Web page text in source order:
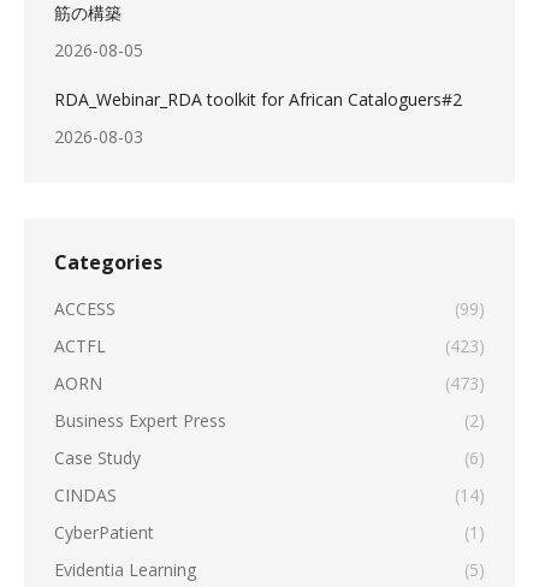
筋の構築
2026-08-05
RDA_Webinar_RDA toolkit for African Cataloguers#2
2026-08-03
Categories
ACCESS
(99)
ACTFL
(423)
AORN
(473)
Business Expert Press
(2)
Case Study
(6)
CINDAS
(14)
CyberPatient
(1)
Evidentia Learning
(5)